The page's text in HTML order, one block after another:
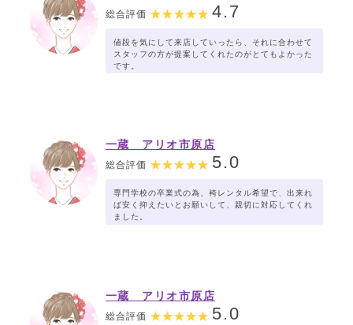
総合評価 4.7
値段を気にして来店していったら、それに合わせて
スタッフの方が提案してくれたのがとてもよかった
です。
一蔵 アリオ市原店
総合評価 5.0
専門学校の卒業式の為、袴レンタル希望で、出来れ
ば安く抑えたいとお願いして、親切に対応してくれ
ました。
一蔵 アリオ市原店
総合評価 5.0